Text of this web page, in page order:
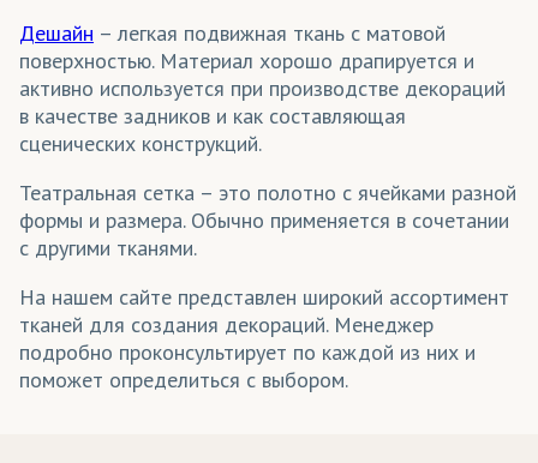
Дешайн – легкая подвижная ткань с матовой
поверхностью. Материал хорошо драпируется и
активно используется при производстве декораций
в качестве задников и как составляющая
сценических конструкций.
Театральная сетка – это полотно с ячейками разной
формы и размера. Обычно применяется в сочетании
с другими тканями.
На нашем сайте представлен широкий ассортимент
тканей для создания декораций. Менеджер
подробно проконсультирует по каждой из них и
поможет определиться с выбором.